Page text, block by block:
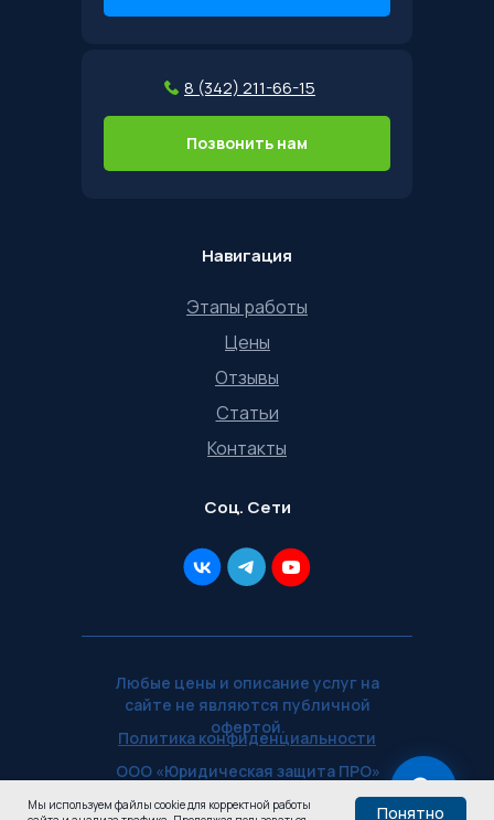
Мы используем файлы cookie для корректной работы
Понятно
Отзывы
Контакты
Цены
Статьи
Навигация
Этапы работы
Политика конфиденциальности
ООО «Юридическая защита ПРО»
Соц. Сети
8 (342) 211-66-15
Позвонить нам
Любые цены и описание услуг на
сайте не являются публичной
офертой.